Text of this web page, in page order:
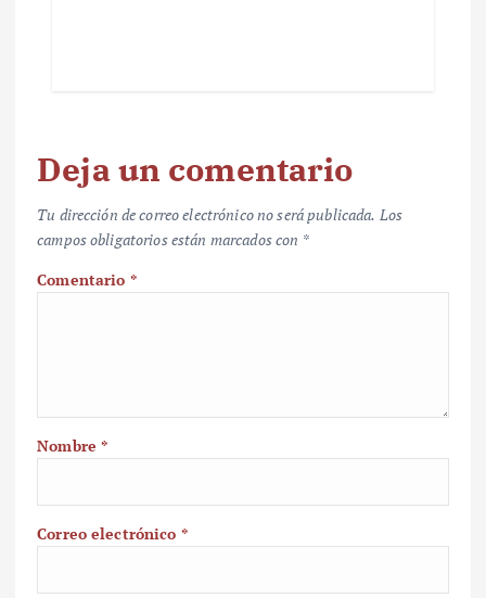
Deja un comentario
Tu dirección de correo electrónico no será publicada. Los
campos obligatorios están marcados con *
Comentario *
Nombre*
Correo electrónico *